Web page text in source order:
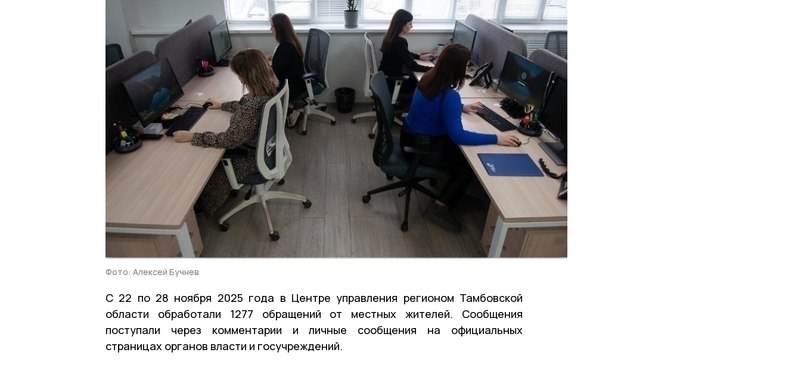
Фото: Алексей Бучнев
С 22 по 28 ноября 2025 года в Центре управления регионом Тамбовской
области обработали 1277 обращений от местных жителей. Сообщения
поступали через комментарии и личные сообщения на официальных
страницах органов власти и госучреждений.